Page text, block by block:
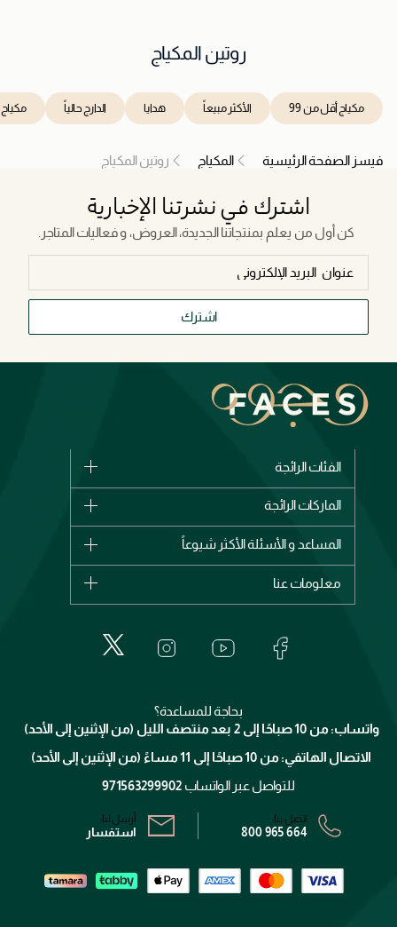
روتين المكياج
مكياج أقل من 99 الأكثر مبيعاً هدايا الدارج حالياً
فيسز الصفحة الرئيسية المكياج روتين المكياج
اشترك في نشرتنا الإخبارية
كن أول من يعلم بمنتجاتنا الجديدة، العروض، و فعاليات المتاجر.
اشترك
الفئات الرائجة
الأكثر مبيعاً
اشترِ بطاقة هدية
الماركات الرائجة
بربري
إيف سان لوران
المساعد و الأسئلة الأكثر شيوعاً
الإرجاع
معلومات عنا
خدمات المعارض
برنامج الولاء ميوز
الشروط و الأحكام
سياسة الخصوصية
بحاجة للمساعدة؟
واتساب: من 10 صباحًا إلى 2 بعد منتصف الليل (من الإثنين إلى الأحد)
الاتصال الهاتفي: من 10 صباحًا إلى 11 مساءً (من الإثنين إلى الأحد)
للتواصل عبر الواتساب 971563299902
اتصل بنا:
800 965 664
أرسل لنا:
استفسار